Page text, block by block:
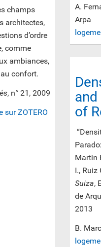
champs
architectes,
d’ordre
comme
ambiances,
confort.
, n° 21, 2009
sur ZOTERO
A.
Arpa
of
Martin
I., Ruiz
Suiza,
de
2013
B.